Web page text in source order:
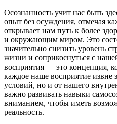
Осознанность учит нас быть
опыт без осуждения, отмечая
открывает нам путь к более
и окружающим миром. Это
значительно снизить уровень
жизни и соприкоснуться с
восприятия — это концепция,
каждое наше восприятие извне
условий, но и от нашего
важно развивать навыки
вниманием, чтобы иметь
реальность.